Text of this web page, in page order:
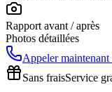
Rapport avant / après
Photos détaillées
Appeler maintenant
Sans fraisService